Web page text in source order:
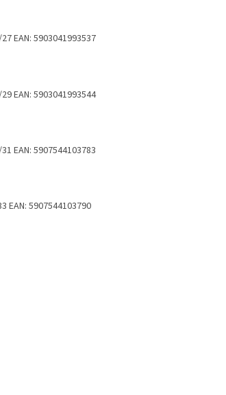
EAN: 5903041993537
EAN: 5903041993544
EAN: 5907544103783
EAN: 5907544103790